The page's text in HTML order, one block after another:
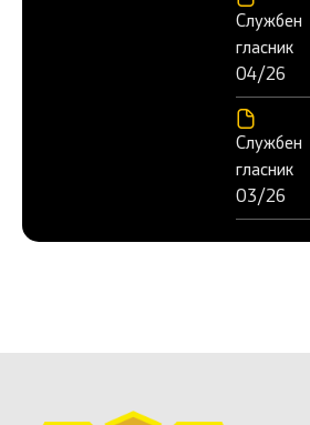
Службен
гласник
04/26
Службен
гласник
03/26